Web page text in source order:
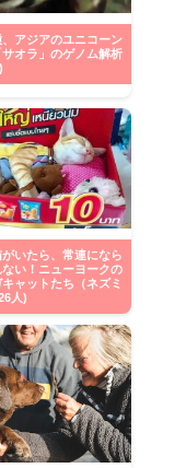
アジアのユニコーン
サオラ」のゲノム解析
いたら、常連になら
い！ニューヨークの
ャットたち（ネズミ
人)